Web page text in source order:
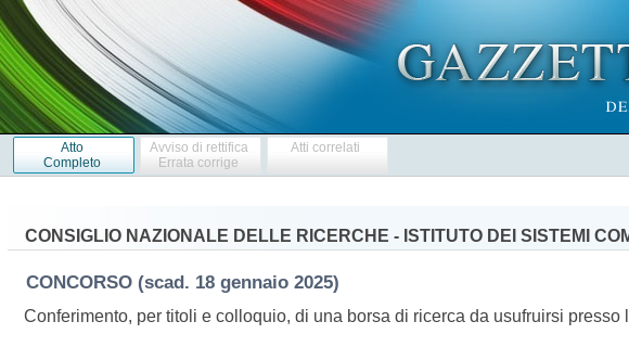
Atto
Completo
Avviso di rettifica
Errata corrige
Atti correlati
CONSIGLIO NAZIONALE DELLE RICERCHE - ISTITUTO DEI SISTEMI
CONCORSO (scad. 18 gennaio 2025)
Conferimento, per titoli e colloquio, di una borsa di ricerca da usufruirsi presso